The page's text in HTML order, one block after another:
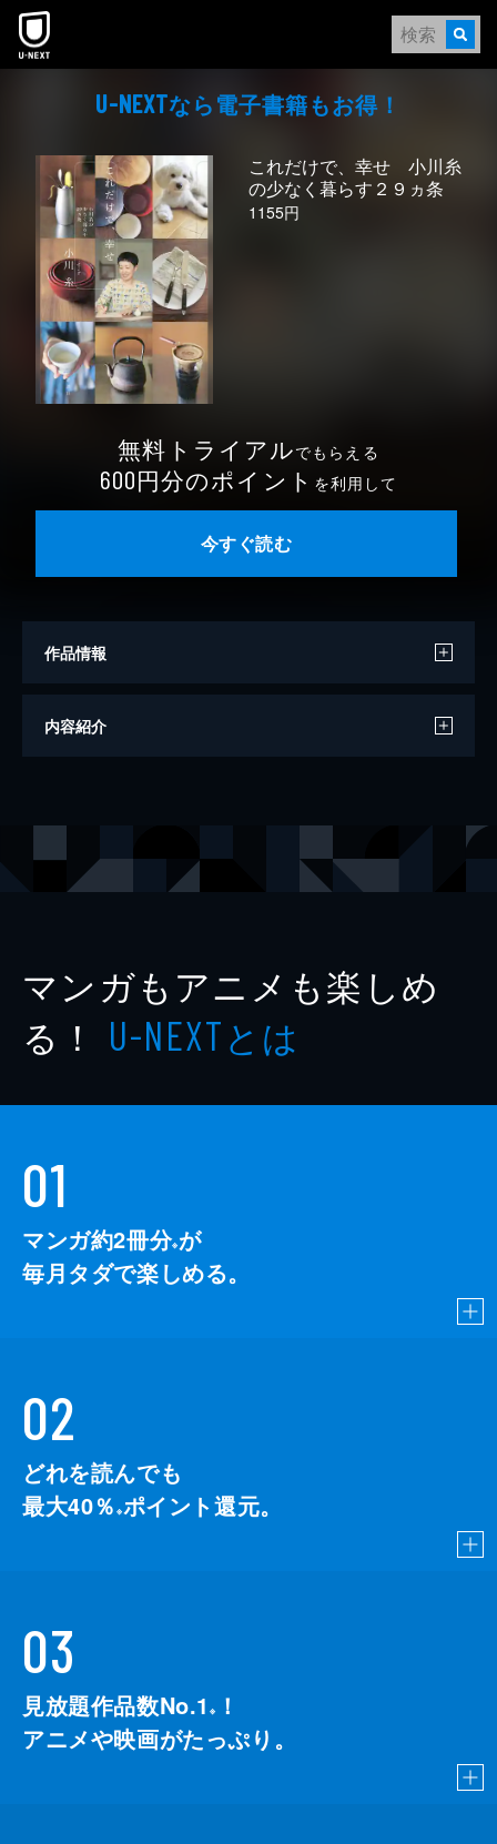
本文へスキップ
U-NEXTなら電⼦書籍もお得！
これだけで、幸せ 小川糸
の少なく暮らす２９ヵ条
1155円
無料トライアルでもらえる
600円分のポイント を利用して
今すぐ読む
作品情報
著者
内容紹介
マンガもアニメも楽しめ
る！ U-NEXTとは
01
マンガ約2冊分※が
毎月タダで楽しめる。
02
どれを読んでも
最大40％ ※ポイント還元。
03
見放題作品数No.1 ※
！
アニメや映画がたっぷり。